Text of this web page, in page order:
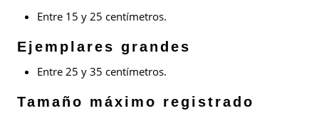
Entre 15 y 25 centímetros.
Ejemplares grandes
Entre 25 y 35 centímetros.
Tamaño máximo registrado